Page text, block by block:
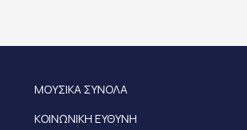
ΜΟΥΣΙΚΑ ΣΥΝΟΛΑ
ΚΟΙΝΩΝΙΚΗ ΕΥΘΥΝΗ